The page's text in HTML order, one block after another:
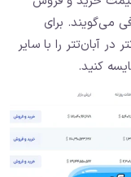
می‌گویند. برای
آبان‌تتر را با سایر
کنید.